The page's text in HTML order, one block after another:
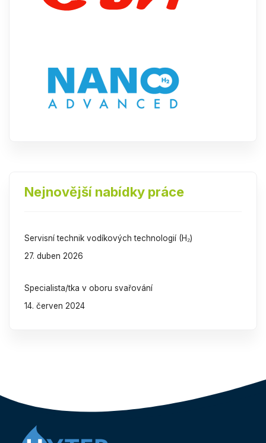
Nejnovější nabídky práce
Servisní technik vodíkových technologií (H₂)
27. duben 2026
Specialista/tka v oboru svařování
14. červen 2024